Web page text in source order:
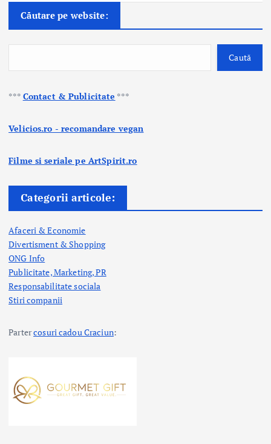
Căutare pe website:
Caută
*** Contact & Publicitate ***
Velicios.ro - recomandare vegan
Filme si seriale pe ArtSpirit.ro
Categorii articole:
Afaceri & Economie
Divertisment & Shopping
ONG Info
Publicitate, Marketing, PR
Responsabilitate sociala
Stiri companii
Partercosuri cadou Craciun: